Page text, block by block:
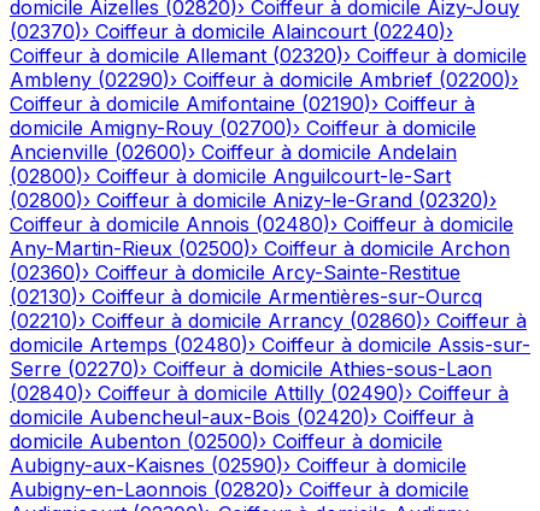
domicile Aizelles (02820)› Coiffeur à domicile Aizy-Jouy
(02370)› Coiffeur à domicile Alaincourt (02240)›
Coiffeur à domicile Allemant (02320)› Coiffeur à domicile
Ambleny (02290)› Coiffeur à domicile Ambrief (02200)›
Coiffeur à domicile Amifontaine (02190)› Coiffeur à
domicile Amigny-Rouy (02700)› Coiffeur à domicile
Ancienville (02600)› Coiffeur à domicile Andelain
(02800)› Coiffeur à domicile Anguilcourt-le-Sart
(02800)› Coiffeur à domicile Anizy-le-Grand (02320)›
Coiffeur à domicile Annois (02480)› Coiffeur à domicile
Any-Martin-Rieux (02500)› Coiffeur à domicile Archon
(02360)› Coiffeur à domicile Arcy-Sainte-Restitue
(02130)› Coiffeur à domicile Armentières-sur-Ourcq
(02210)› Coiffeur à domicile Arrancy (02860)› Coiffeur à
domicile Artemps (02480)› Coiffeur à domicile Assis-sur-
Serre (02270)› Coiffeur à domicile Athies-sous-Laon
(02840)› Coiffeur à domicile Attilly (02490)› Coiffeur à
domicile Aubencheul-aux-Bois (02420)› Coiffeur à
domicile Aubenton (02500)› Coiffeur à domicile
Aubigny-aux-Kaisnes (02590)› Coiffeur à domicile
Aubigny-en-Laonnois (02820)› Coiffeur à domicile